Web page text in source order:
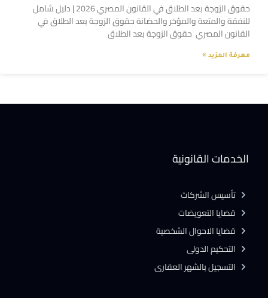
حقوق الزوجة بعد الطلاق في القانون المصري 2026 | دليل شامل
للنفقة والمتعة والمؤخر والحضانة حقوق الزوجة بعد الطلاق في
القانون المصري حقوق الزوجة بعد الطلاق
معرفة المزيد »
الخدمات القانونية
تأسيس الشركات
قضايا التعويضات
قضايا الاحوال الشخصية
التحكيم الدولى
التسجيل بالشهر العقارى